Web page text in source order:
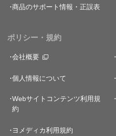
商品のサポート情報・正誤表
ポリシー・規約
会社概要
個人情報について
Webサイトコンテンツ利用規
約
ヨメディカ利用規約